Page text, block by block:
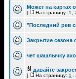
Может на картах
[ На страницу: 1
"Последний рев
Закрытие сезона
чет шашлычку
давайте
[ На страницу: 1